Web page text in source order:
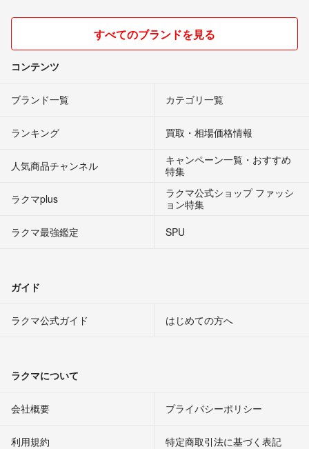
すべてのブランドを見る
コンテンツ
ブランド一覧 カテゴリ一覧
ランキング 買取・相場価格情報
人気商品チャンネル
キャンペーン一覧・おすすめ
特集
ラクマplus
ラクマ公式ショップ ファッシ
ョン特集
ラクマ最強鑑定
SPU
ガイド
ラクマ公式ガイド はじめての方へ
ラクマについて
会社概要 プライバシーポリシー
利用規約 特定商取引法に基づく表記